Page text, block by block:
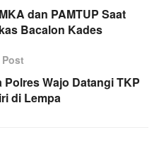
dan PAMTUP Saat
Bacalon Kades
Wajo Datangi TKP
di Lempa